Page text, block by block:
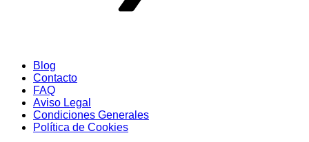
Blog
Contacto
FAQ
Aviso Legal
Condiciones Generales
Política de Cookies